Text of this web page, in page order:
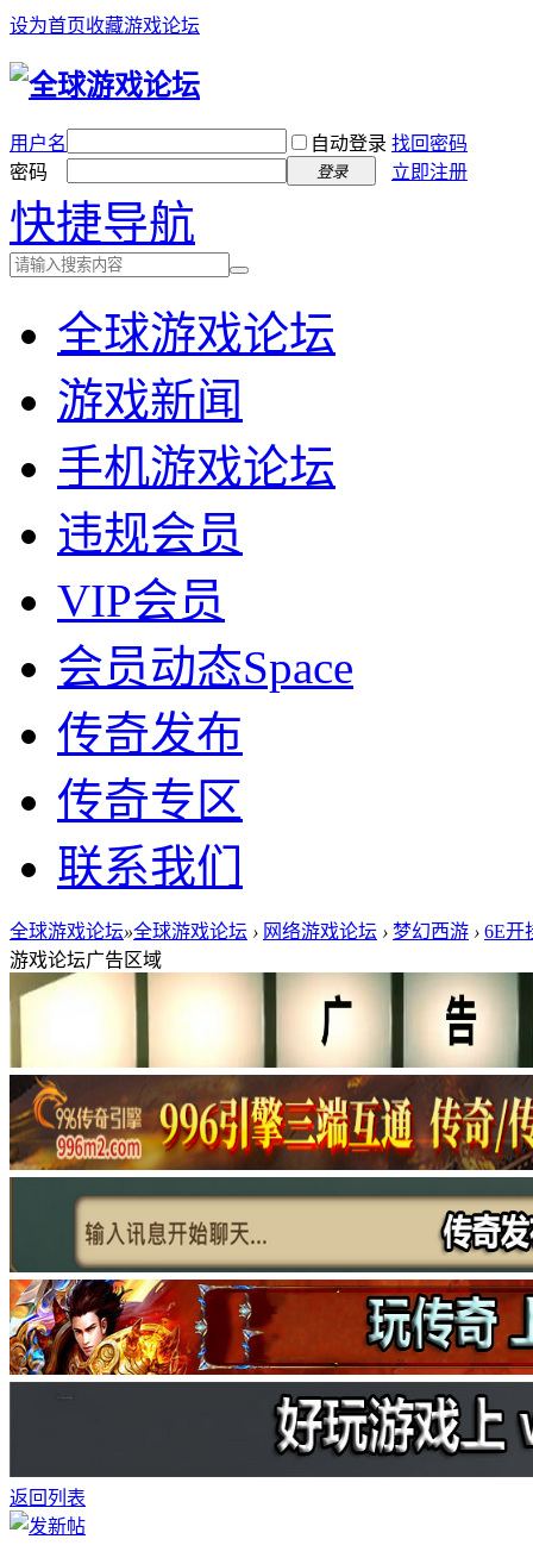
设为首页收藏游戏论坛
用户名 自动登录 找回密码
密码
登录 立即注册
快捷导航
全球游戏论坛
游戏新闻
手机游戏论坛
违规会员
VIP会员
会员动态Space
传奇发布
传奇专区
联系我们
全球游戏论坛»全球游戏论坛 › 网络游戏论坛 › 梦幻西游 › 6E开
游戏论坛广告区域
返回列表